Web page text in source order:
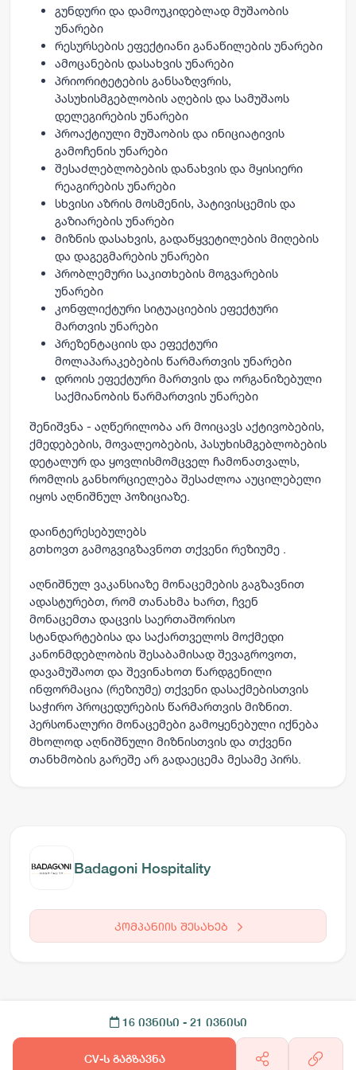
გუნდური და დამოუკიდებლად მუშაობის
უნარები
რესურსების ეფექტიანი განაწილების უნარები
ამოცანების დასახვის უნარები
პრიორიტეტების განსაზღვრის,
პასუხისმგებლობის აღების და სამუშაოს
დელეგირების უნარები
პროაქტიული მუშაობის და ინიციატივის
გამოჩენის უნარები
შესაძლებლობების დანახვის და მყისიერი
რეაგირების უნარები
სხვისი აზრის მოსმენის, პატივისცემის და
გაზიარების უნარები
მიზნის დასახვის, გადაწყვეტილების მიღების
და დაგეგმარების უნარები
პრობლემური საკითხების მოგვარების
უნარები
კონფლიქტური სიტუაციების ეფექტური
მართვის უნარები
პრეზენტაციის და ეფექტური
მოლაპარაკებების წარმართვის უნარები
დროის ეფექტური მართვის და ორგანიზებული
საქმიანობის წარმართვის უნარები
შენიშვნა - აღწერილობა არ მოიცავს აქტივობების,
ქმედებების, მოვალეობების, პასუხისმგებლობების
დეტალურ და ყოვლისმომცველ ჩამონათვალს,
რომლის განხორციელება შესაძლოა აუცილებელი
იყოს აღნიშნულ პოზიციაზე.
დაინტერესებულებს
გთხოვთ გამოგვიგზავნოთ თქვენი რეზიუმე .
აღნიშნულ ვაკანსიაზე მონაცემების გაგზავნით
ადასტურებთ, რომ თანახმა ხართ, ჩვენ
მონაცემთა დაცვის საერთაშორისო
სტანდარტებისა და საქართველოს მოქმედი
კანონმდებლობის შესაბამისად შევაგროვოთ,
დავამუშაოთ და შევინახოთ წარდგენილი
ინფორმაცია (რეზიუმე) თქვენი დასაქმებისთვის
საჭირო პროცედურების წარმართვის მიზნით.
პერსონალური მონაცემები გამოყენებული იქნება
მხოლოდ აღნიშნული მიზნისთვის და თქვენი
თანხმობის გარეშე არ გადაეცემა მესამე პირს.
Badagoni Hospitality
კომპანიის შესახებ
16 ივნისი - 21 ივნისი
CV-ს გაგზავნა